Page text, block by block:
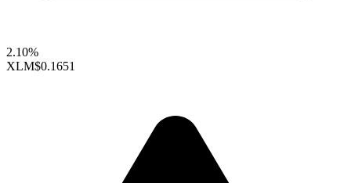
2.10%
XLM$0.1651